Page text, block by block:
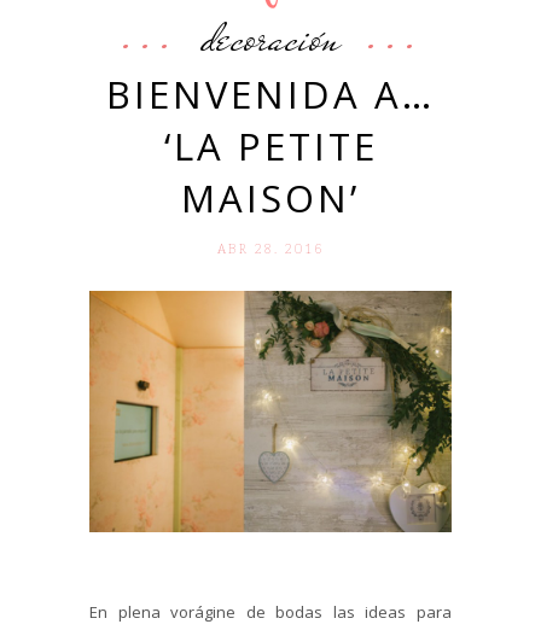
decoración
BIENVENIDA A…
‘LA PETITE
MAISON’
ABR 28. 2016
En plena vorágine de bodas las ideas para